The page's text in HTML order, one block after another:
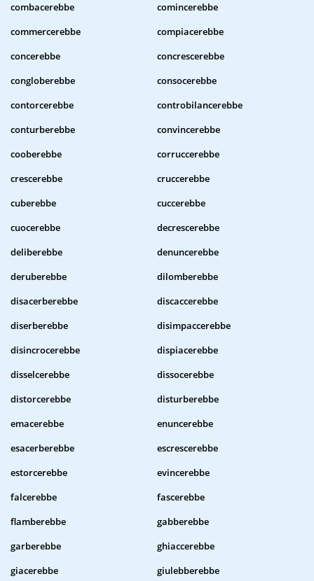
combacerebbe
comincerebbe
commercerebbe
compiacerebbe
concerebbe
concrescerebbe
congloberebbe
consocerebbe
contorcerebbe
controbilancerebbe
conturberebbe
convincerebbe
cooberebbe
corruccerebbe
crescerebbe
cruccerebbe
cuberebbe
cuccerebbe
cuocerebbe
decrescerebbe
deliberebbe
denuncerebbe
deruberebbe
dilomberebbe
disacerberebbe
discaccerebbe
diserberebbe
disimpaccerebbe
disincrocerebbe
dispiacerebbe
disselcerebbe
dissocerebbe
distorcerebbe
disturberebbe
emacerebbe
enuncerebbe
esacerberebbe
escrescerebbe
estorcerebbe
evincerebbe
falcerebbe
fascerebbe
flamberebbe
gabberebbe
garberebbe
ghiaccerebbe
giacerebbe
giulebberebbe